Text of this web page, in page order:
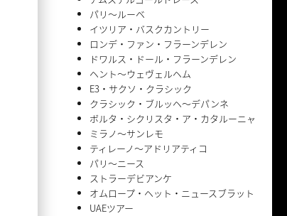
パリ〜ルーベ
イツリア・バスクカントリー
ロンデ・ファン・フラーンデレン
ドワルス・ドール・フラーンデレン
ヘント〜ウェヴェルヘム
E3・サクソ・クラシック
クラシック・ブルッヘ〜デパンネ
ボルタ・シクリスタ・ア・カタルーニャ
ミラノ〜サンレモ
ティレーノ〜アドリアティコ
パリ〜ニース
ストラーデビアンケ
オムロープ・ヘット・ニュースブラット
UAEツアー